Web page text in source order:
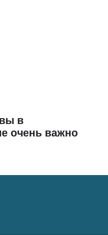
в
очень важно